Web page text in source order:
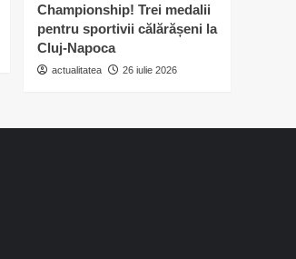
Championship! Trei medalii
pentru sportivii călărășeni la
Cluj-Napoca
actualitatea 26 iulie 2026